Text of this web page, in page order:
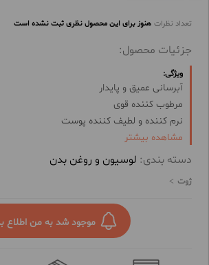
تعداد نظرات هنوز برای این محصول نظری ثبت نشده است
جزئیات محصول:
ویژگی:
آبرسانی عمیق و پایدار
مرطوب کننده قوی
نرم کننده و لطیف کننده پوست
رایحه دلنشین
مناسب برای انواع پوست
مشاهده بیشتر
دسته بندی: لوسیون و روغن بدن
ژوت
موجود شد به من اطلاع